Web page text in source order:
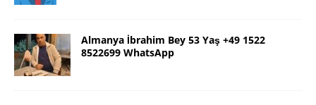
Almanya İbrahim Bey 53 Yaş +49 1522
8522699 WhatsApp